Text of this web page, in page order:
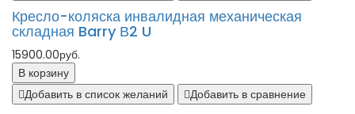
Кресло-коляска инвалидная механическая
складная Barry В2 U
15900.00руб.
В корзину
Добавить в список желаний
Добавить в сравнение